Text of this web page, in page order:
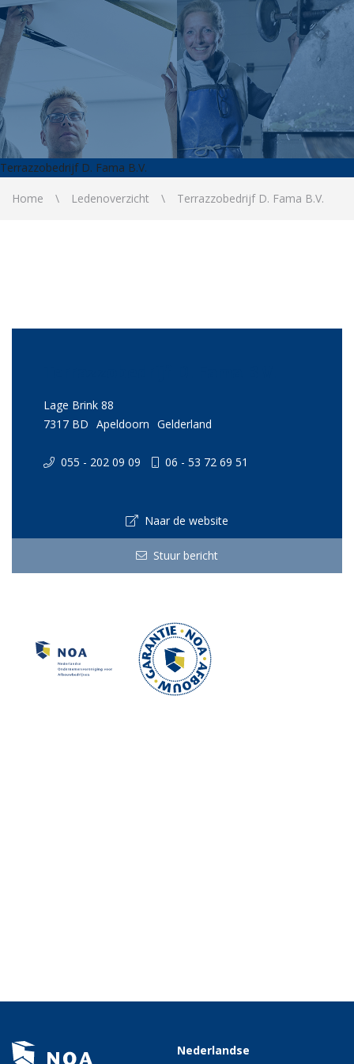
Terrazzobedrijf D. Fama B.V.
Home Ledenoverzicht Terrazzobedrijf D. Fama B.V.
Lage Brink 88
7317 BD Apeldoorn Gelderland
055 - 202 09 09 06 - 53 72 69 51
Naar de website
Stuur bericht
Nederlandse